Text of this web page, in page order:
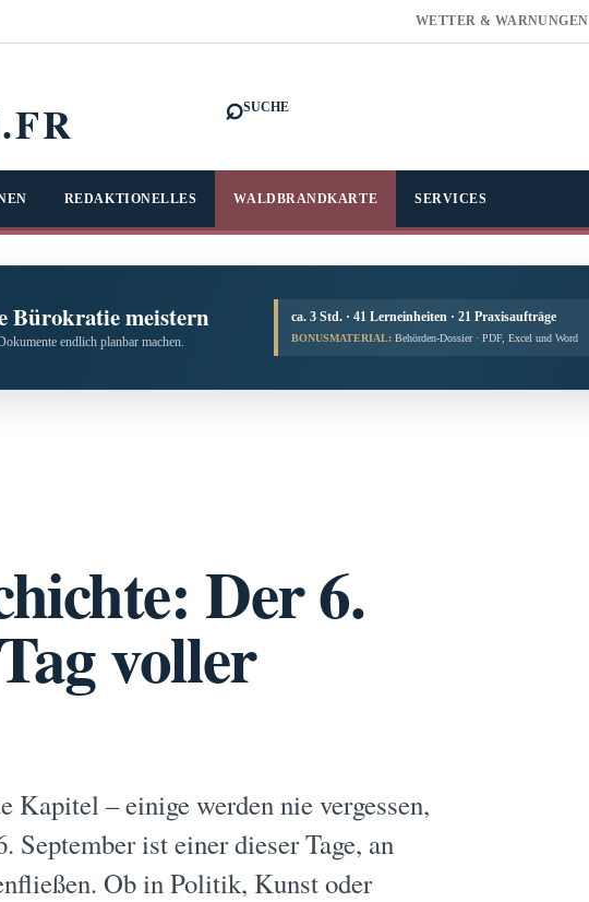
WETTER & WARNUNGEN
⌕SUCHE
REDAKTIONELLES WALDBRANDKARTE SERVICES
Bürokratie meistern
endlich planbar machen.
ca. 3 Std. · 41 Lerneinheiten · 21 Praxisaufträge
BONUSMATERIAL: Behörden-Dossier · PDF, Excel und Word
Der 6.
voller
Kapitel – einige werden nie vergessen,
September ist einer dieser Tage, an
Ob in Politik, Kunst oder